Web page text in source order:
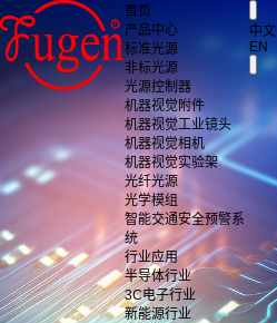
首页
产品中心
标准光源
非标光源
光源控制器
机器视觉附件
机器视觉工业镜头
机器视觉相机
机器视觉实验架
光纤光源
光学模组
智能交通安全预警系
统
行业应用
半导体行业
3C电子行业
新能源行业
中文
EN